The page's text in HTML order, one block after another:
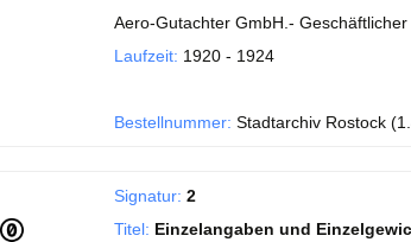
Aero-Gutachter GmbH.-
Laufzeit: 1920 - 1924
Bestellnummer: Stadtarchiv Rostock
Signatur: 2
Titel: Einzelangaben und